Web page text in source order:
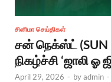
சினிமா செய்திகள்
சன் நெக்ஸ்ட் (SUN
நிகழ்ச்சி ‘ஜாலி ஓ
April 29, 2026 - byadmin -